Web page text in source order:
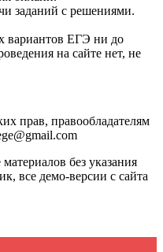
заданий с решениями.
ЕГЭ ни до
на сайте нет, не
прав, правообладателям
без указания
все демо-версии с сайта